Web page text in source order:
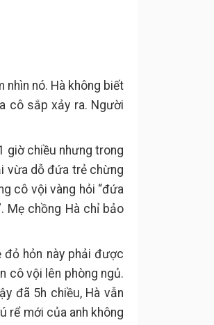
nhìn nó. Hà không biết
cô sắp xảy ra. Người
giờ chiều nhưng trong
vừa dỗ đứa trẻ chừng
cô vội vàng hỏi “đứa
Mẹ chồng Hà chỉ bảo
đỏ hỏn này phải được
cô vội lên phòng ngủ.
đã 5h chiều, Hà vẫn
rể mới của anh không